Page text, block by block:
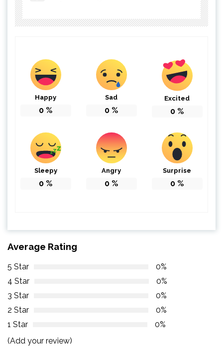
Happy
0 %
Sad
0 %
Excited
0 %
Sleepy
0 %
Angry
0 %
Surprise
0 %
Average Rating
5 Star
0%
4 Star
0%
3 Star
0%
2 Star
0%
1 Star
0%
(Add your review)